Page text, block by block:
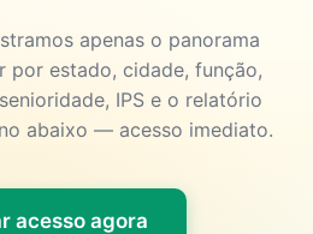
apenas o panorama
por estado, cidade, função,
IPS e o relatório
abaixo — acesso imediato.
acesso agora